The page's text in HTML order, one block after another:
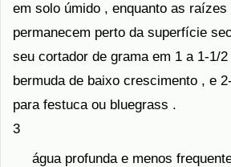
em solo úmido , enquanto as raízes
permanecem perto da superfície
seu cortador de grama em 1 a 1-1/
bermuda de baixo crescimento , e
para festuca ou bluegrass .
3
água profunda e menos